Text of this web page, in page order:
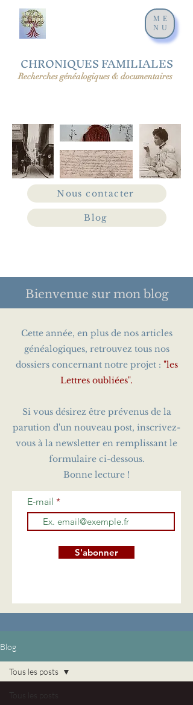
CHRONIQUES FAMILIALES
Recherches généalogiques & documentaires
Nous contacter
Blog
ME
NU
Bienvenue sur mon blog
Cette année, en plus de nos articles
généalogiques, retrouvez tous nos
dossiers concernant notre projet : "les
Lettres oubliées".
Si vous désirez être prévenus de la
parution d'un nouveau post, inscrivez-
vous à la newsletter en remplissant le
formulaire ci-dessous.
Bonne lecture !
E-mail
S'abonner
Blog
Tous les posts
Tous les posts